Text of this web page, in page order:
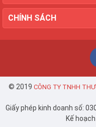
CHÍNH SÁCH
© 2019 CÔNG TY TNHH
Giấy phép kinh doanh số:
Kế